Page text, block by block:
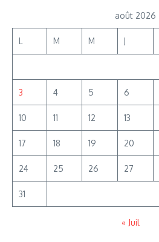
août 2026
L M M J
3 4 5 6
10 11 12 13
17 18 19 20
24 25 26 27
31
« Juil